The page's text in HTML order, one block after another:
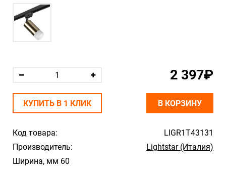
Код товара:
LIGR1T43131
Производитель:
Lightstar (Италия)
Ширина, мм 60
2 397₽
КУПИТЬ В 1 КЛИК В КОРЗИНУ